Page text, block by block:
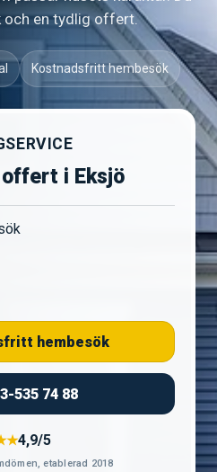
en tydlig offert.
Kostnadsfritt hembesök
i Eksjö
hembesök
535 74 88
4,9/5
etablerad 2018